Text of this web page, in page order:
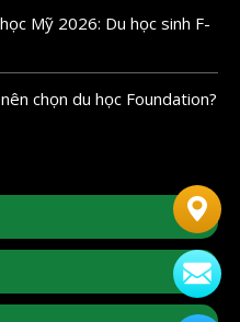
Mỹ 2026: Du học sinh F-
chọn du học Foundation?